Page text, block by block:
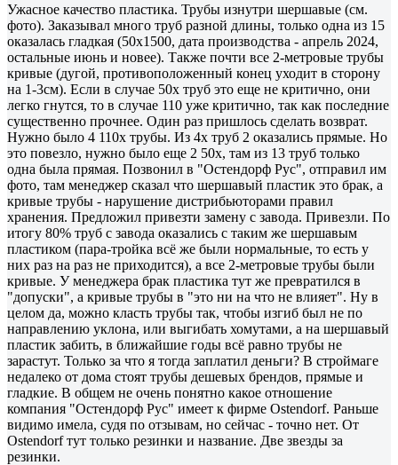
Ужасное качество пластика. Трубы изнутри шершавые (см.
фото). Заказывал много труб разной длины, только одна из 15
оказалась гладкая (50х1500, дата производства - апрель 2024,
остальные июнь и новее). Также почти все 2-метровые трубы
кривые (дугой, противоположенный конец уходит в сторону
на 1-3см). Если в случае 50х труб это еще не критично, они
легко гнутся, то в случае 110 уже критично, так как последние
существенно прочнее. Один раз пришлось сделать возврат.
Нужно было 4 110х трубы. Из 4х труб 2 оказались прямые. Но
это повезло, нужно было еще 2 50х, там из 13 труб только
одна была прямая. Позвонил в "Остендорф Рус", отправил им
фото, там менеджер сказал что шершавый пластик это брак, а
кривые трубы - нарушение дистрибьюторами правил
хранения. Предложил привезти замену с завода. Привезли. По
итогу 80% труб с завода оказались с таким же шершавым
пластиком (пара-тройка всё же были нормальные, то есть у
них раз на раз не приходится), а все 2-метровые трубы были
кривые. У менеджера брак пластика тут же превратился в
"допуски", а кривые трубы в "это ни на что не влияет". Ну в
целом да, можно класть трубы так, чтобы изгиб был не по
направлению уклона, или выгибать хомутами, а на шершавый
пластик забить, в ближайшие годы всё равно трубы не
зарастут. Только за что я тогда заплатил деньги? В строймаге
недалеко от дома стоят трубы дешевых брендов, прямые и
гладкие. В общем не очень понятно какое отношение
компания "Остендорф Рус" имеет к фирме Ostendorf. Раньше
видимо имела, судя по отзывам, но сейчас - точно нет. От
Ostendorf тут только резинки и название. Две звезды за
резинки.